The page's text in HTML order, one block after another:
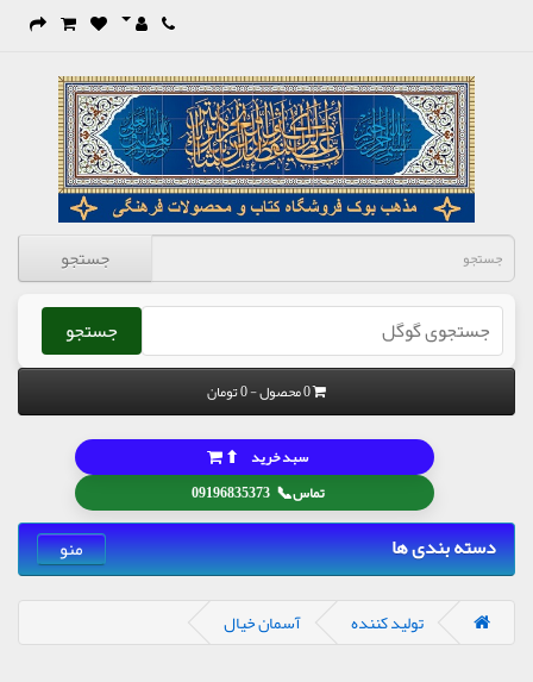
جستجو
جستجو
0 محصول - 0 تومان
تماس📞
09196835373
سبد خرید ⬆
دسته بندی ها منو
تولید کننده آسمان خیال